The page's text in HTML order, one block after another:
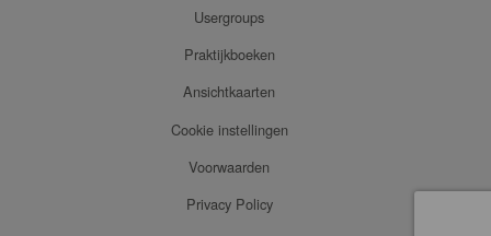
Usergroups
Praktijkboeken
Ansichtkaarten
Cookie instellingen
Voorwaarden
Privacy Policy